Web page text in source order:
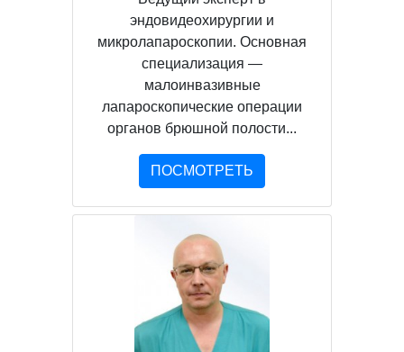
эндовидеохирургии и
микролапароскопии. Основная
специализация —
малоинвазивные
лапароскопические операции
органов брюшной полости...
ПОСМОТРЕТЬ